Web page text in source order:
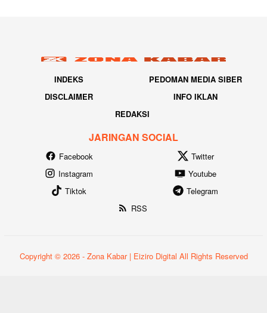
INDEKS
PEDOMAN MEDIA SIBER
DISCLAIMER
INFO IKLAN
REDAKSI
JARINGAN SOCIAL
Facebook
Twitter
Instagram
Youtube
Tiktok
Telegram
RSS
Copyright © 2026 - Zona Kabar | Eiziro Digital All Rights Reserved